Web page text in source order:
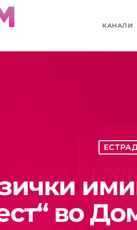
КАНАЛИ
во